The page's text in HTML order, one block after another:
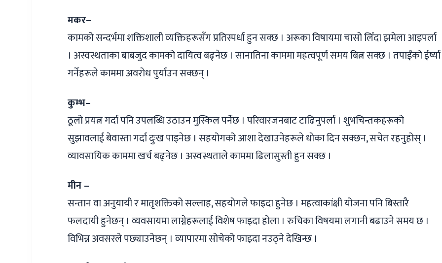
मकर–
कामको सन्दर्भमा शक्तिशाली व्यक्तिहरूसँग प्रतिस्पर्धा हुन सक्छ । अरूका विषायमा चासो लिँदा झमेला आइपर्ला
। अस्वस्थताका बाबजुद कामको दायित्व बढ्नेछ । सानातिना काममा महत्वपूर्ण समय बित्न सक्छ । तपाईंको ईर्ष्या
गर्नेहरूले काममा अवरोध पुर्याउन सक्छन् ।
कुम्भ–
ठूलो प्रयत्न गर्दा पनि उपलब्धि उठाउन मुस्किल पर्नेछ । परिवारजनबाट टाढिनुपर्ला । शुभचिन्तकहरूको
सुझावलाई बेवास्ता गर्दा दुःख पाइनेछ । सहयोगको आशा देखाउनेहरूले धोका दिन सक्छन, सचेत रहनुहोस् ।
व्यावसायिक काममा खर्च बढ्नेछ । अस्वस्थताले काममा ढिलासुस्ती हुन सक्छ ।
मीन –
सन्तान वा अनुयायी र मातृशक्तिको सल्लाह, सहयोगले फाइदा हुनेछ । महत्वाकांक्षी योजना पनि बिस्तारै
फलदायी हुनेछन् । व्यवसायमा लाग्नेहरूलाई विशेष फाइदा होला । रुचिका विषयमा लगानी बढाउने समय छ ।
विभिन्न अवसरले पछ्याउनेछन् । व्यापारमा सोचेको फाइदा नउठ्ने देखिन्छ ।